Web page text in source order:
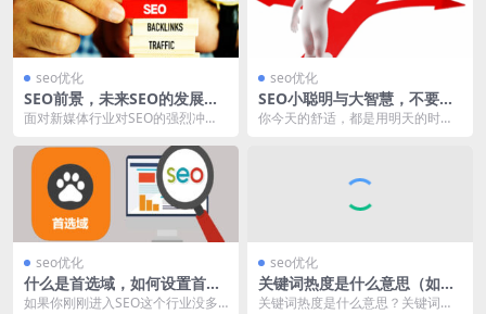
seo优化
SEO前景，未来SEO的发展会
是什么样子？
面对新媒体行业对SEO的强烈冲
唱衰这个行业，我们...
seo优化
SEO小聪明与大智慧，不要一
味复制
你今天的舒适，都是用明天的时间
seo优化
什么是首选域，如何设置首选
域，有利于SEO？
如果你刚刚进入SEO这个行业没多
seo优化
关键词热度是什么意思（如何
查看关键词热度）
关键词热度是什么意思？关键词热